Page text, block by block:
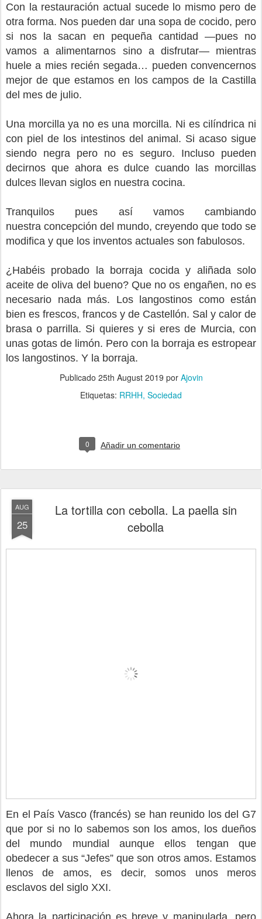
Con la restauración actual sucede lo mismo pero de
otra forma. Nos pueden dar una sopa de cocido, pero
si nos la sacan en pequeña cantidad —pues no
vamos a alimentarnos sino a disfrutar— mientras
huele a mies recién segada… pueden convencernos
mejor de que estamos en los campos de la Castilla
del mes de julio.
Una morcilla ya no es una morcilla. Ni es cilíndrica ni
con piel de los intestinos del animal. Si acaso sigue
siendo negra pero no es seguro. Incluso pueden
decirnos que ahora es dulce cuando las morcillas
dulces llevan siglos en nuestra cocina.
Tranquilos pues así vamos cambiando
nuestra concepción del mundo, creyendo que todo se
modifica y que los inventos actuales son fabulosos.
¿Habéis probado la borraja cocida y aliñada solo
aceite de oliva del bueno? Que no os engañen, no es
necesario nada más. Los langostinos como están
bien es frescos, francos y de Castellón. Sal y calor de
brasa o parrilla. Si quieres y si eres de Murcia, con
unas gotas de limón. Pero con la borraja es estropear
los langostinos. Y la borraja.
Publicado 25th August 2019 por Ajovin
Etiquetas: RRHH Sociedad
0 Añadir un comentario
AUG
25
La tortilla con cebolla. La paella sin
cebolla
En el País Vasco (francés) se han reunido los del G7
que por si no lo sabemos son los amos, los dueños
del mundo mundial aunque ellos tengan que
obedecer a sus “Jefes” que son otros amos. Estamos
llenos de amos, es decir, somos unos meros
esclavos del siglo XXI.
Ahora la participación es breve y manipulada, pero